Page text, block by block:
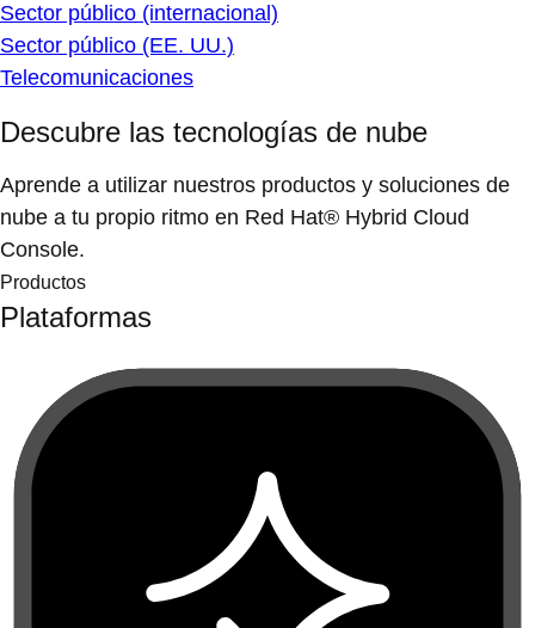
Sector público (internacional)
Sector público (EE. UU.)
Telecomunicaciones
Descubre las tecnologías de nube
Aprende a utilizar nuestros productos y soluciones de
nube a tu propio ritmo en Red Hat® Hybrid Cloud
Console.
Productos
Plataformas